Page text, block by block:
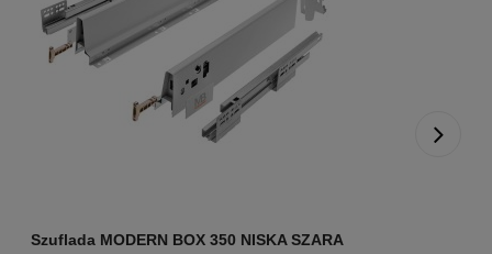
Szuflada MODERN BOX 350 NISKA SZARA